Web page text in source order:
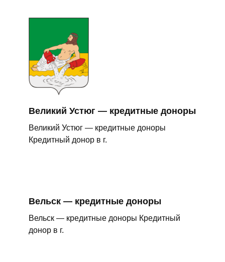
Великий Устюг — кредитные доноры
Великий Устюг — кредитные доноры
Кредитный донор в г.
Вельск — кредитные доноры
Вельск — кредитные доноры Кредитный
донор в г.